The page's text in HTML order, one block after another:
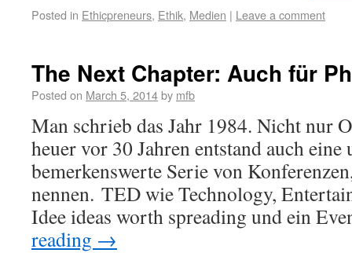
Posted in Ethicpreneurs, Ethik, Medien | Leave a comment
The Next Chapter: Auch für
Posted on March 5, 2014by mfb
Man schrieb das Jahr 1984. Nicht nur
heuer vor 30 Jahren entstand auch
bemerkenswerte Serie von
nennen. TED wie Technology,
Idee ideas worth spreading und ein
reading →